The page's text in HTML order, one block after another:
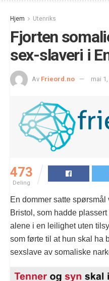
Hjem Utenriks
Fjorten
sex-slaveri i
Av Frieord.no mai
473
Deling
En dommer satte
Bristol, som hadde
alene i en leilighet uten
som førte til at hun skal ha
sexslave av somaliske